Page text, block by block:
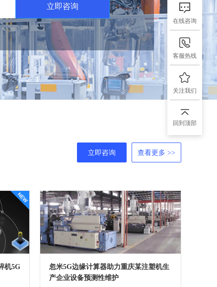
立即咨询
立即咨询 查看更多 >>
机5G
忽米5G边缘计算器助力重庆某注塑机生
产企业设备预测性维护
在线咨询
客服热线
关注我们
回到顶部